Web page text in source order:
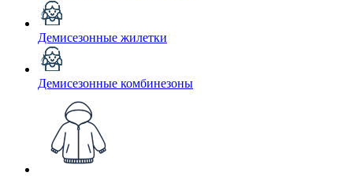
Демисезонные жилетки
Демисезонные комбинезоны